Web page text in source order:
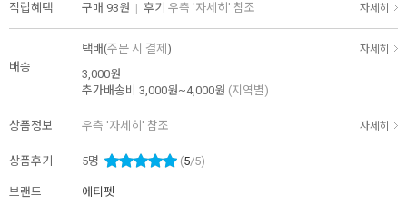
적립혜택 구매 93원 | 후기 우측 '자세히' 참조 자세히
배송
택배(주문 시 결제 ) 자세히
3,000원
추가배송비 3,000원~4,000원 (지역별)
상품정보 우측 '자세히' 참조 자세히
상품후기 5명 (5/5)
브랜드 에티펫